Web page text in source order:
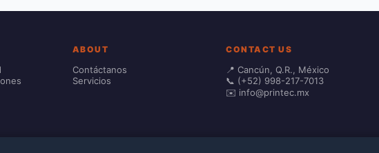
ABOUT
Contáctanos
Servicios
CONTACT US
📍 Cancún, Q.R., México
📞 (+52) 998-217-7013
✉️ info@printec.mx